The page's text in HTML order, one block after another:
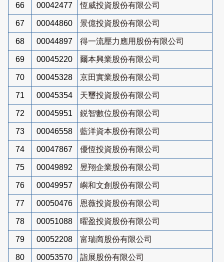
66 00042477 恆威投資股份有限公司
67 00044860 景億投資股份有限公司
68 00044897 得一流壓力應用股份有限公司
69 00045220 爾本興業股份有限公司
70 00045328 京田實業股份有限公司
71 00045354 天璽投資股份有限公司
72 00045951 鋭智數位股份有限公司
73 00046558 藍洋資本股份有限公司
74 00047867 優恆投資股份有限公司
75 00049892 昱翔企業股份有限公司
76 00049957 嶼和文創股份有限公司
77 00050476 恩薇投資股份有限公司
78 00051088 曜盈投資股份有限公司
79 00052208 富瑞啇股份有限公司
80 00053570 詣展股份有限公司